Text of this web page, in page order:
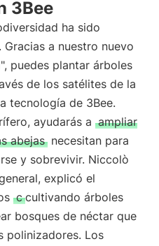
3Bee
ha sido
a nuestro nuevo
puedes plantar árboles
de los satélites de la
tecnología de 3Bee.
ayudarás a ampliar
abejas necesitan para
y sobrevivir. Niccolò
explicó el
c cultivando árboles
bosques de néctar que
polinizadores. Los